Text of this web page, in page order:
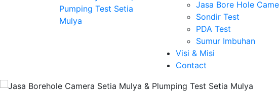
Jasa Bore Hole
Sondir Test
PDA Test
Sumur Imbuhan
Visi & Misi
Contact